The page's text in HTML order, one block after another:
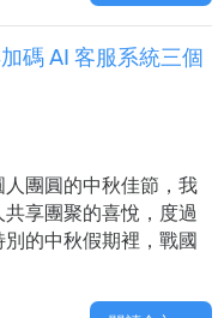
碼 AI 客服系統三個
團圓的中秋佳節，我
享團聚的喜悅，度過
的中秋假期裡，戰國